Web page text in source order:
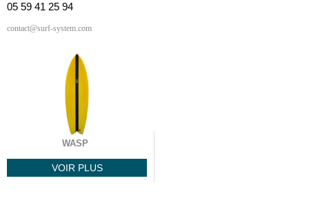
05 59 41 25 94
contact@surf-system.com
WASP
VOIR PLUS